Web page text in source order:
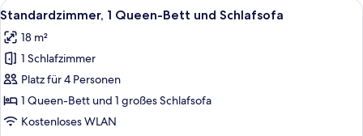
Alle
Fotos
für
Standardzimmer,
1 Queen-
Bett
und
Ein Smartphone lädt auf einer
4
Standardzimmer, 1 Queen-Bett und Schlafsofa
18 m²
1 Schlafzimmer
Platz für 4 Personen
1 Queen-Bett und 1 großes Schlafsofa
Kostenloses WLAN